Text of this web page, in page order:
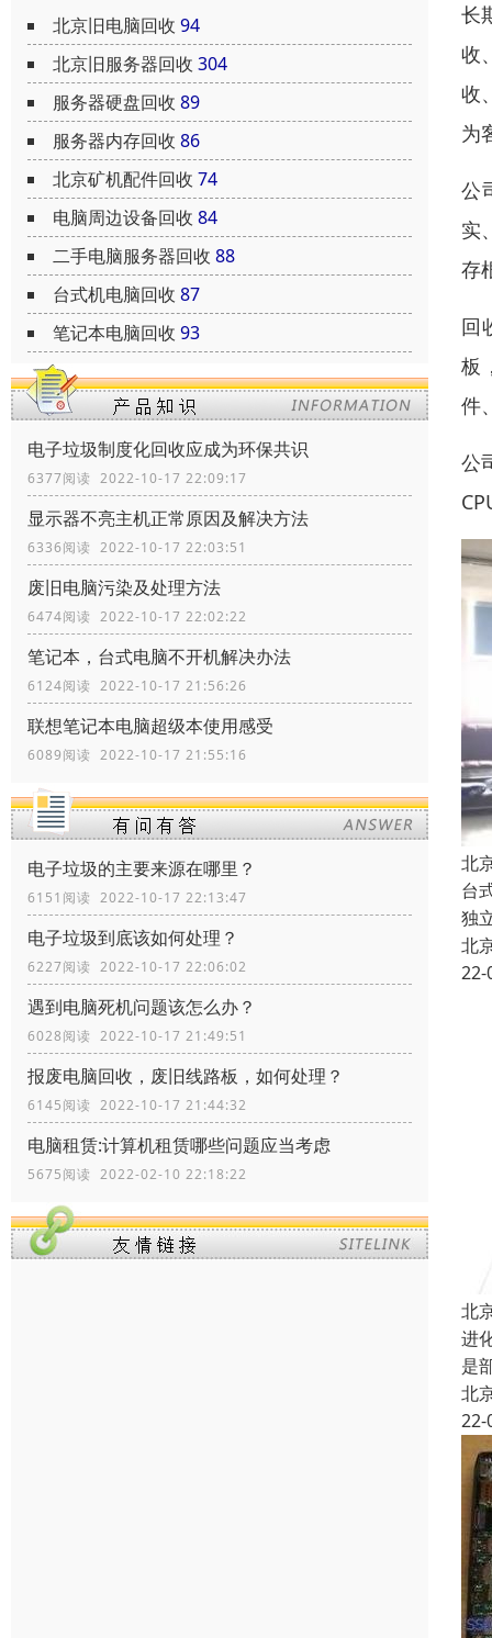
北京旧电脑回收 94
北京旧服务器回收 304
服务器硬盘回收 89
服务器内存回收 86
北京矿机配件回收 74
电脑周边设备回收 84
二手电脑服务器回收 88
台式机电脑回收 87
笔记本电脑回收 93
电子垃圾制度化回收应成为环保共识
6377阅读 2022-10-17 22:09:17
显示器不亮主机正常原因及解决方法
6336阅读 2022-10-17 22:03:51
废旧电脑污染及处理方法
6474阅读 2022-10-17 22:02:22
笔记本，台式电脑不开机解决办法
6124阅读 2022-10-17 21:56:26
联想笔记本电脑超级本使用感受
6089阅读 2022-10-17 21:55:16
电子垃圾的主要来源在哪里？
6151阅读 2022-10-17 22:13:47
电子垃圾到底该如何处理？
6227阅读 2022-10-17 22:06:02
遇到电脑死机问题该怎么办？
6028阅读 2022-10-17 21:49:51
报废电脑回收，废旧线路板，如何处理？
6145阅读 2022-10-17 21:44:32
电脑租赁:计算机租赁哪些问题应当考虑
5675阅读 2022-02-10 22:18:22
长
收
收
为
公
实
存
回
板
件
公
北
台
独
北
22-
北
进
是
北
22-